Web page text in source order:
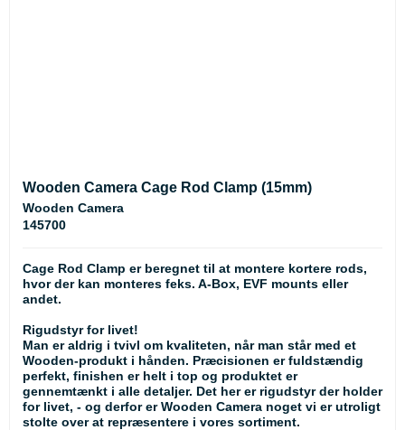
Wooden Camera Cage Rod Clamp (15mm)
Wooden Camera
145700
Cage Rod Clamp er beregnet til at montere kortere rods,
hvor der kan monteres feks. A-Box, EVF mounts eller
andet.
Rigudstyr for livet!
Man er aldrig i tvivl om kvaliteten, når man står med et
Wooden-produkt i hånden. Præcisionen er fuldstændig
perfekt, finishen er helt i top og produktet er
gennemtænkt i alle detaljer. Det her er rigudstyr der holder
for livet, - og derfor er Wooden Camera noget vi er utroligt
stolte over at repræsentere i vores sortiment.